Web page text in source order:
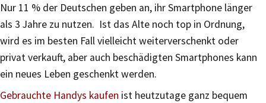
Nur 11 % der Deutschen geben an, ihr Smartphone länger
als 3 Jahre zu nutzen. Ist das Alte noch top in Ordnung,
wird es im besten Fall vielleicht weiterverschenkt oder
privat verkauft, aber auch beschädigten Smartphones kann
ein neues Leben geschenkt werden.
Gebrauchte Handys kaufen ist heutzutage ganz bequem